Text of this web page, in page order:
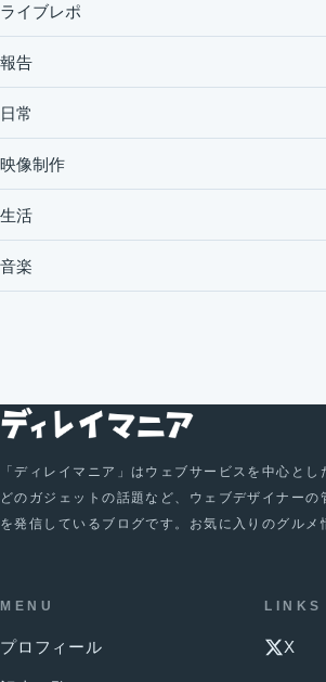
ライブレポ
報告
日常
映像制作
生活
音楽
「ディレイマニア」はウェブサービスを中心と
どのガジェットの話題など、ウェブデザイナーの
を発信しているブログです。お気に入りのグルメ
MENU
プロフィール
LINKS
X